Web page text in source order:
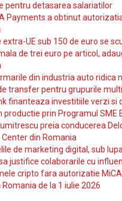
pentru detasarea salariatilor
Payments a obtinut
extra-UE sub 150 de euro se
de trei euro pe articol,
din industria auto ridica
transfer pentru grupurile
finanteaza investitiile verzi si
productie prin Programul SME
preia conducerea
Center din Romania
de marketing digital, sub
justifice colaborarile cu
cripto fara autorizatie
Romania de la 1 iulie 2026